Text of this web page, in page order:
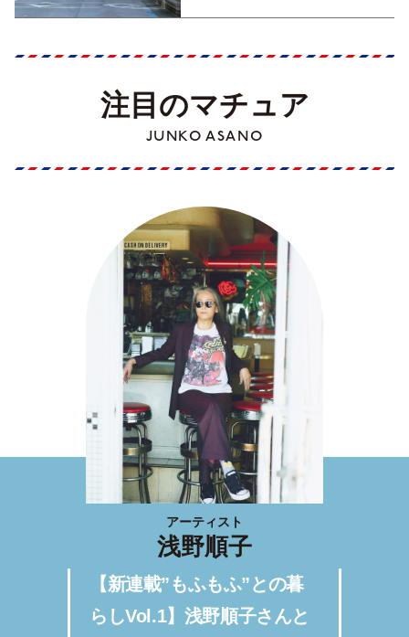
注目のマチュア
JUNKO ASANO
アーティスト
浅野順子
【新連載”もふもふ”との暮
らしVol.1】浅野順子さんと